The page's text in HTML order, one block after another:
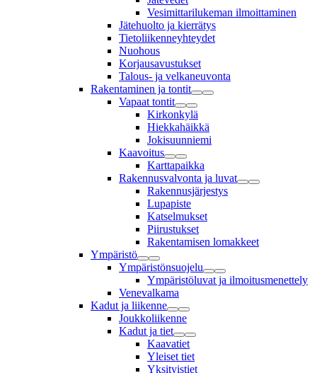
Vesimittarilukeman ilmoittaminen
Jätehuolto ja kierrätys
Tietoliikenneyhteydet
Nuohous
Korjausavustukset
Talous- ja velkaneuvonta
Rakentaminen ja tontit
Vapaat tontit
Kirkonkylä
Hiekkahäikkä
Jokisuunniemi
Kaavoitus
Karttapaikka
Rakennusvalvonta ja luvat
Rakennusjärjestys
Lupapiste
Katselmukset
Piirustukset
Rakentamisen lomakkeet
Ympäristö
Ympäristönsuojelu
Ympäristöluvat ja ilmoitusmenettely
Venevalkama
Kadut ja liikenne
Joukkoliikenne
Kadut ja tiet
Kaavatiet
Yleiset tiet
Yksityistiet